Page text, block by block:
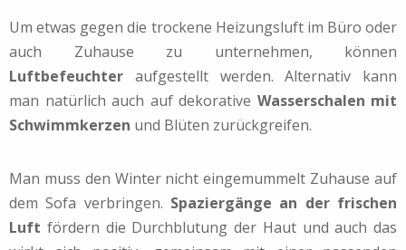
Um etwas gegen die trockene Heizungsluft im Büro oder
auch Zuhause zu unternehmen, können
Luftbefeuchter aufgestellt werden. Alternativ kann
man natürlich auch auf dekorative Wasserschalen mit
Schwimmkerzen und Blüten zurückgreifen.
Man muss den Winter nicht eingemummelt Zuhause auf
dem Sofa verbringen. Spaziergänge an der frischen
Luft fördern die Durchblutung der Haut und auch das